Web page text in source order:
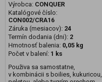
Výrobca: CONQUER
Katalógové číslo:
CON002/CRA16
Záruka (mesiacov): 24
Termín dodania (dni): 2
Hmotnosť balenia: 0,05 kg
Počet v balení: 1 ks
Použiva sa samostatne,
v kombinácii s boilies, kukuricou,